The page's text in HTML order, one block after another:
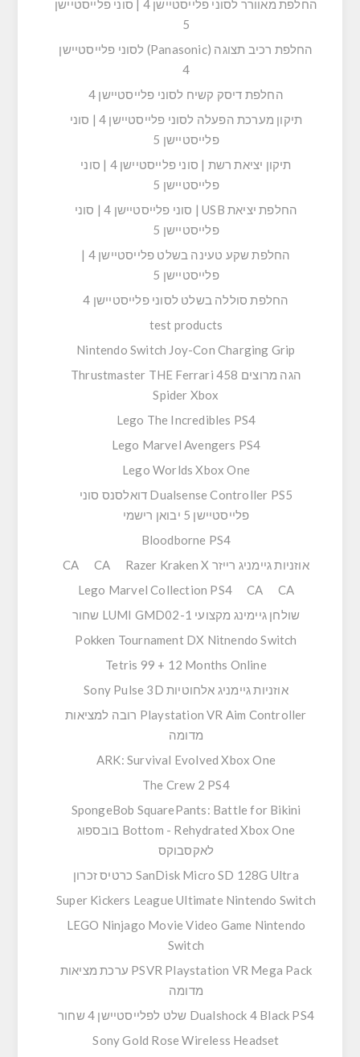
החלפת מאוורר לסוני פלייסטיישן 4 | סוני פלייסטיישן
5
החלפת רכיב תצוגה (Panasonic) לסוני פלייסטיישן
4
החלפת דיסק קשיח לסוני פלייסטיישן 4
תיקון מערכת הפעלה לסוני פלייסטיישן 4 | סוני
פלייסטיישן 5
תיקון יציאת רשת | סוני פלייסטיישן 4 | סוני
פלייסטיישן 5
החלפת יציאת USB | סוני פלייסטיישן 4 | סוני
פלייסטיישן 5
החלפת שקע טעינה בשלט פלייסטיישן 4 |
פלייסטיישן 5
החלפת סוללה בשלט לסוני פלייסטיישן 4
test products
Nintendo Switch Joy-Con Charging Grip
הגה מרוצים Thrustmaster THE Ferrari 458
Spider Xbox
Lego The Incredibles PS4
Lego Marvel Avengers PS4
Lego Worlds Xbox One
Dualsense Controller PS5 דואלסנס סוני
פלייסטיישן 5 יבואן רישמי
Bloodborne PS4
אוזניות גיימניג רייזר Razer Kraken X
CA
CA
CA
CA
Lego Marvel Collection PS4
שולחן גיימינג מקצועי LUMI GMD02-1 שחור
Pokken Tournament DX Nitnendo Switch
Tetris 99 + 12 Months Online
אוזניות גיימניג אלחוטיות Sony Pulse 3D
Playstation VR Aim Controller רובה למציאות
מדומה
ARK: Survival Evolved Xbox One
The Crew 2 PS4
SpongeBob SquarePants: Battle for Bikini
Bottom - Rehydrated Xbox One בובספוג
לאקסבוקס
SanDisk Micro SD 128G Ultra כרטיס זכרון
Super Kickers League Ultimate Nintendo Switch
LEGO Ninjago Movie Video Game Nintendo
Switch
PSVR Playstation VR Mega Pack ערכת מציאות
מדומה
Dualshock 4 Black PS4 שלט לפלייסטיישן 4 שחור
Sony Gold Rose Wireless Headset